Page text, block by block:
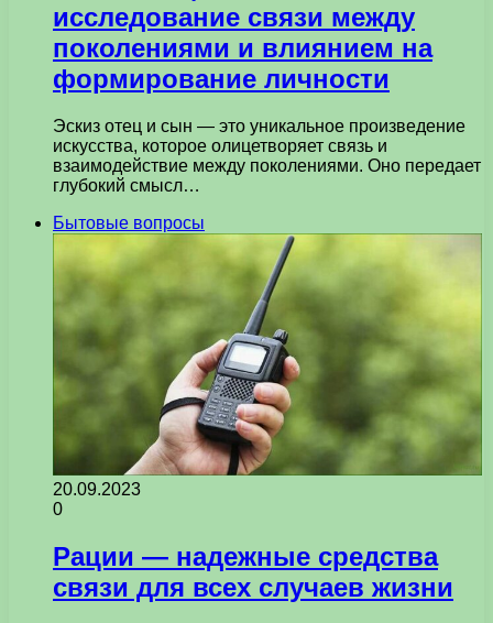
исследование связи между
поколениями и влиянием на
формирование личности
Эскиз отец и сын — это уникальное произведение
искусства, которое олицетворяет связь и
взаимодействие между поколениями. Оно передает
глубокий смысл…
Бытовые вопросы
20.09.2023
0
Рации — надежные средства
связи для всех случаев жизни